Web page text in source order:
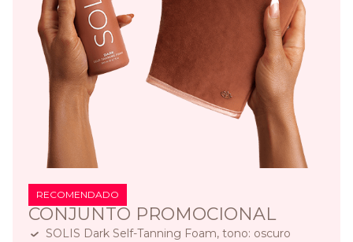
RECOMENDADO
CONJUNTO PROMOCIONAL
SOLIS Dark Self-Tanning Foam, tono: oscuro